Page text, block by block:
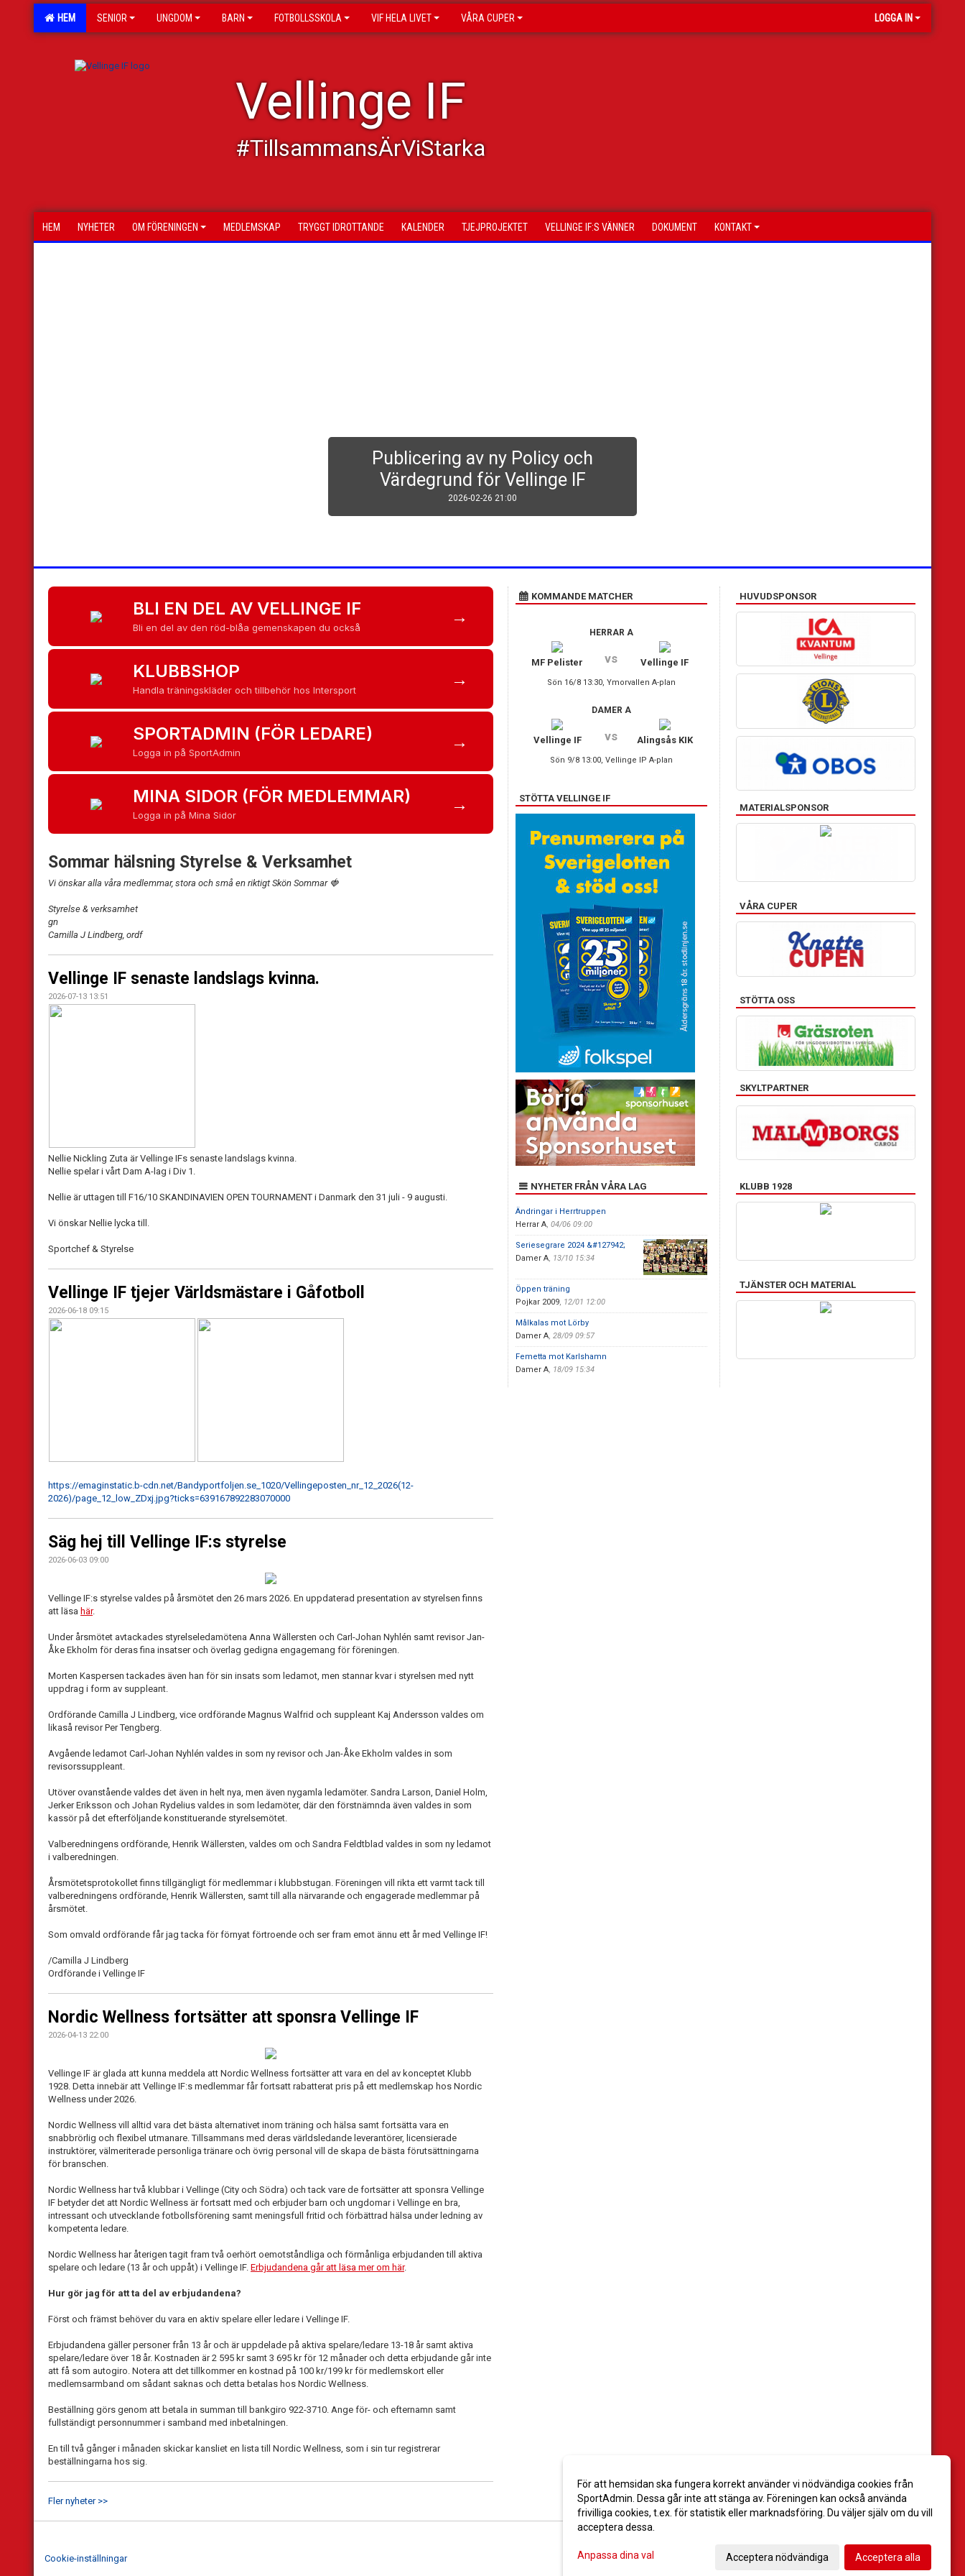
HEM SENIOR UNGDOM BARN FOTBOLLSSKOLA VIF HELA LIVET VÅRA CUPER LOGGA IN
Vellinge IF
#TillsammansÄrViStarka
HEM NYHETER OM FÖRENINGEN MEDLEMSKAP TRYGGT IDROTTANDE KALENDER TJEJPROJEKTET VELLINGE IF:S VÄNNER DOKUMENT KONTAKT
Publicering av ny Policy och
Värdegrund för Vellinge IF
2026-02-26 21:00
BLI EN DEL AV VELLINGE IF
Bli en del av den röd-blåa gemenskapen du också
→
KLUBBSHOP
Handla träningskläder och tillbehör hos Intersport
→
SPORTADMIN (FÖR LEDARE)
Logga in på SportAdmin
→
MINA SIDOR (FÖR MEDLEMMAR)
Logga in på Mina Sidor
→
Sommar hälsning Styrelse & Verksamhet
Vi önskar alla våra medlemmar, stora och små en riktigt Skön Sommar 🍓
Styrelse & verksamhet
gn
Camilla J Lindberg, ordf
Vellinge IF senaste landslags kvinna.
2026-07-13 13:51
Nellie Nickling Zuta är Vellinge IFs senaste landslags kvinna.
Nellie spelar i vårt Dam A-lag i Div 1.
Nellie är uttagen till F16/10 SKANDINAVIEN OPEN TOURNAMENT i Danmark den 31 juli - 9 augusti.
Vi önskar Nellie lycka till.
Sportchef & Styrelse
Vellinge IF tjejer Världsmästare i Gåfotboll
2026-06-18 09:15
https://emaginstatic.b-cdn.net/Bandyportfoljen.se_1020/Vellingeposten_nr_12_2026(12-
2026)/page_12_low_ZDxj.jpg?ticks=639167892283070000
Säg hej till Vellinge IF:s styrelse
2026-06-03 09:00
Vellinge IF:s styrelse valdes på årsmötet den 26 mars 2026. En uppdaterad presentation av styrelsen finns
att läsa här.
Under årsmötet avtackades styrelseledamötena Anna Wällersten och Carl-Johan Nyhlén samt revisor Jan-
Åke Ekholm för deras fina insatser och överlag gedigna engagemang för föreningen.
Morten Kaspersen tackades även han för sin insats som ledamot, men stannar kvar i styrelsen med nytt
uppdrag i form av suppleant.
Ordförande Camilla J Lindberg, vice ordförande Magnus Walfrid och suppleant Kaj Andersson valdes om
likaså revisor Per Tengberg.
Avgående ledamot Carl-Johan Nyhlén valdes in som ny revisor och Jan-Åke Ekholm valdes in som
revisorssuppleant.
Utöver ovanstående valdes det även in helt nya, men även nygamla ledamöter. Sandra Larson, Daniel Holm,
Jerker Eriksson och Johan Rydelius valdes in som ledamöter, där den förstnämnda även valdes in som
kassör på det efterföljande konstituerande styrelsemötet.
Valberedningens ordförande, Henrik Wällersten, valdes om och Sandra Feldtblad valdes in som ny ledamot
i valberedningen.
Årsmötetsprotokollet finns tillgängligt för medlemmar i klubbstugan. Föreningen vill rikta ett varmt tack till
valberedningens ordförande, Henrik Wällersten, samt till alla närvarande och engagerade medlemmar på
årsmötet.
Som omvald ordförande får jag tacka för förnyat förtroende och ser fram emot ännu ett år med Vellinge IF!
/Camilla J Lindberg
Ordförande i Vellinge IF
Nordic Wellness fortsätter att sponsra Vellinge IF
2026-04-13 22:00
Vellinge IF är glada att kunna meddela att Nordic Wellness fortsätter att vara en del av konceptet Klubb
1928. Detta innebär att Vellinge IF:s medlemmar får fortsatt rabatterat pris på ett medlemskap hos Nordic
Wellness under 2026.
Nordic Wellness vill alltid vara det bästa alternativet inom träning och hälsa samt fortsätta vara en
snabbrörlig och flexibel utmanare. Tillsammans med deras världsledande leverantörer, licensierade
instruktörer, välmeriterade personliga tränare och övrig personal vill de skapa de bästa förutsättningarna
för branschen.
Nordic Wellness har två klubbar i Vellinge (City och Södra) och tack vare de fortsätter att sponsra Vellinge
IF betyder det att Nordic Wellness är fortsatt med och erbjuder barn och ungdomar i Vellinge en bra,
intressant och utvecklande fotbollsförening samt meningsfull fritid och förbättrad hälsa under ledning av
kompetenta ledare.
Nordic Wellness har återigen tagit fram två oerhört oemotståndliga och förmånliga erbjudanden till aktiva
spelare och ledare (13 år och uppåt) i Vellinge IF. Erbjudandena går att läsa mer om här.
Hur gör jag för att ta del av erbjudandena?
Först och främst behöver du vara en aktiv spelare eller ledare i Vellinge IF.
Erbjudandena gäller personer från 13 år och är uppdelade på aktiva spelare/ledare 13-18 år samt aktiva
spelare/ledare över 18 år. Kostnaden är 2 595 kr samt 3 695 kr för 12 månader och detta erbjudande går inte
att få som autogiro. Notera att det tillkommer en kostnad på 100 kr/199 kr för medlemskort eller
medlemsarmband om sådant saknas och detta betalas hos Nordic Wellness.
Beställning görs genom att betala in summan till bankgiro 922-3710. Ange för- och efternamn samt
fullständigt personnummer i samband med inbetalningen.
En till två gånger i månaden skickar kansliet en lista till Nordic Wellness, som i sin tur registrerar
beställningarna hos sig.
Fler nyheter >>
KOMMANDE MATCHER
HERRAR A
MF Pelister vs Vellinge IF
Sön 16/8 13:30, Ymorvallen A-plan
DAMER A
Vellinge IF vs Alingsås KIK
Sön 9/8 13:00, Vellinge IP A-plan
STÖTTA VELLINGE IF
NYHETER FRÅN VÅRA LAG
Ändringar i Herrtruppen
Herrar A, 04/06 09:00
Seriesegrare 2024 &#127942;
Damer A, 13/10 15:34
Öppen träning
Pojkar 2009, 12/01 12:00
Målkalas mot Lörby
Damer A, 28/09 09:57
Femetta mot Karlshamn
Damer A, 18/09 15:34
HUVUDSPONSOR
MATERIALSPONSOR
VÅRA CUPER
STÖTTA OSS
SKYLTPARTNER
KLUBB 1928
TJÄNSTER OCH MATERIAL
Cookie-inställningar
För att hemsidan ska fungera korrekt använder vi nödvändiga cookies från
SportAdmin. Dessa går inte att stänga av. Föreningen kan också använda
frivilliga cookies, t.ex. för statistik eller marknadsföring. Du väljer själv om du vill
acceptera dessa.
Anpassa dina val Acceptera nödvändiga Acceptera alla